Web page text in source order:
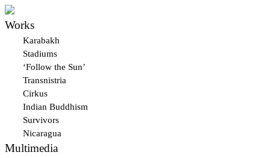
Works
Karabakh
Stadiums
‘Follow the Sun’
Transnistria
Cirkus
Indian Buddhism
Survivors
Nicaragua
Multimedia